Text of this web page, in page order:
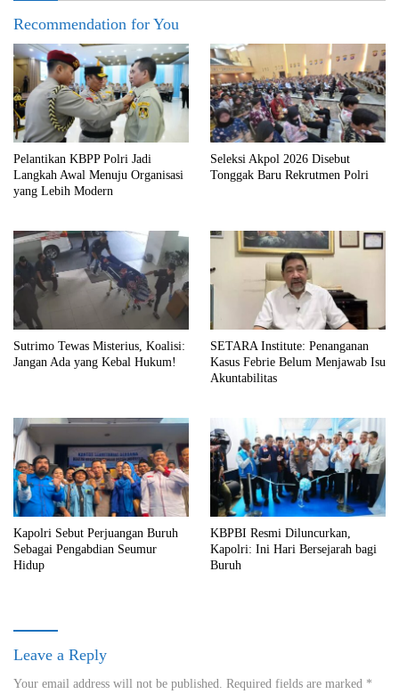
Recommendation for You
Pelantikan KBPP Polri Jadi
Langkah Awal Menuju Organisasi
yang Lebih Modern
Seleksi Akpol 2026 Disebut
Tonggak Baru Rekrutmen Polri
Sutrimo Tewas Misterius, Koalisi:
Jangan Ada yang Kebal Hukum!
SETARA Institute: Penanganan
Kasus Febrie Belum Menjawab Isu
Akuntabilitas
Kapolri Sebut Perjuangan Buruh
Sebagai Pengabdian Seumur
Hidup
KBPBI Resmi Diluncurkan,
Kapolri: Ini Hari Bersejarah bagi
Buruh
Leave a Reply
Your email address will not be published. Required fields are marked *